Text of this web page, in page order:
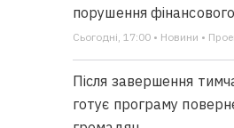
порушення
Сьогодні, 17:00 • Новини •
Після завершення
готує програму